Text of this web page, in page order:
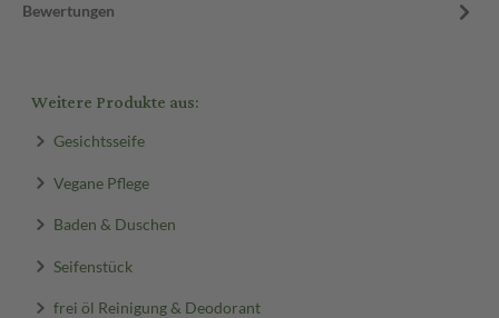
Bewertungen
Weitere Produkte aus:
Gesichtsseife
Vegane Pflege
Baden & Duschen
Seifenstück
frei öl Reinigung & Deodorant